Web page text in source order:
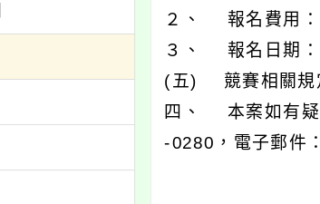
２、 報名費用：
３、 報名日期：
(五) 競賽相關規
四、 本案如有疑
-0280，電子郵件